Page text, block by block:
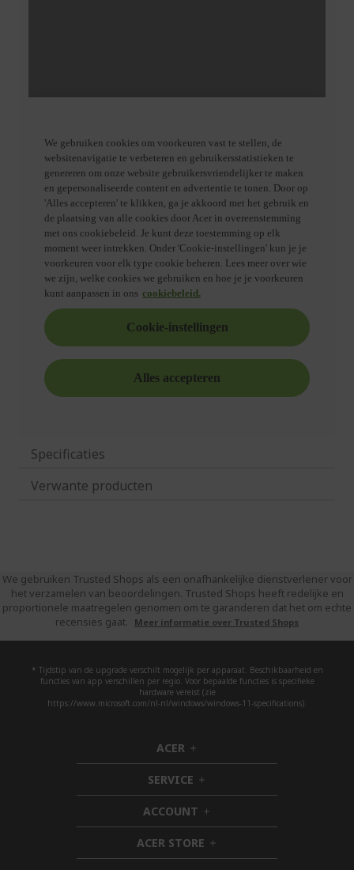
Specificaties
Verwante producten
We gebruiken Trusted Shops als een onafhankelijke dienstverlener voor
het verzamelen van beoordelingen. Trusted Shops heeft redelijke en
proportionele maatregelen genomen om te garanderen dat het om echte
recensies gaat.
Meer informatie over Trusted Shops
* Tijdstip van de upgrade verschilt mogelijk per apparaat. Beschikbaarheid en
functies van app verschillen per regio. Voor bepaalde functies is specifieke
hardware vereist (zie
https://www.microsoft.com/nl-nl/windows/windows-11-specifications).
ACER h
i
d
d
e
n
SERVICE h
i
d
d
e
n
ACCOUNT h
i
d
d
ACER STORE h
i